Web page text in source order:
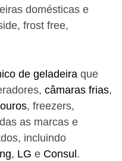
domésticas e
frost free,
de geladeira que
câmaras frias,
, freezers,
as marcas e
incluindo
, LG e Consul .